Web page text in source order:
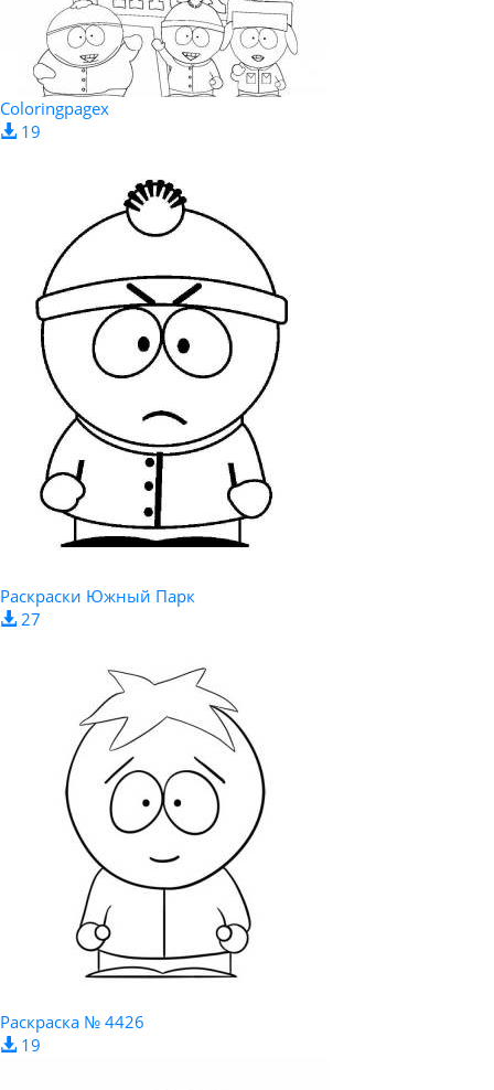
Coloringpagex
19
Раскраски Южный Парк
27
Раскраска № 4426
19